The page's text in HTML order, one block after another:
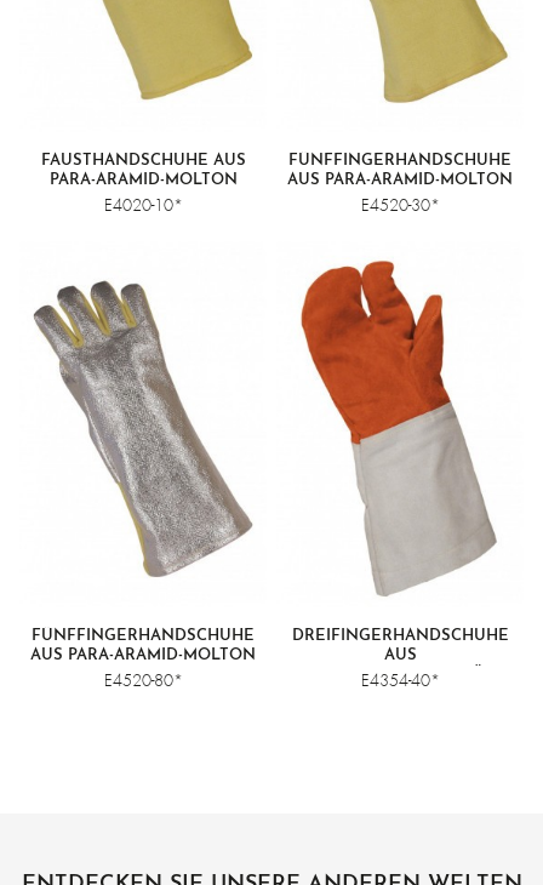
FAUSTHANDSCHUHE AUS
PARA-ARAMID-MOLTON
E4020-10*
FÜNFFINGERHANDSCHUHE
AUS PARA-ARAMID-MOLTON
E4520-30*
FÜNFFINGERHANDSCHUHE
AUS PARA-ARAMID-MOLTON
MIT ALUMINISIERTER
E4520-80*
DREIFINGERHANDSCHUHE
AUS
E4354-40*